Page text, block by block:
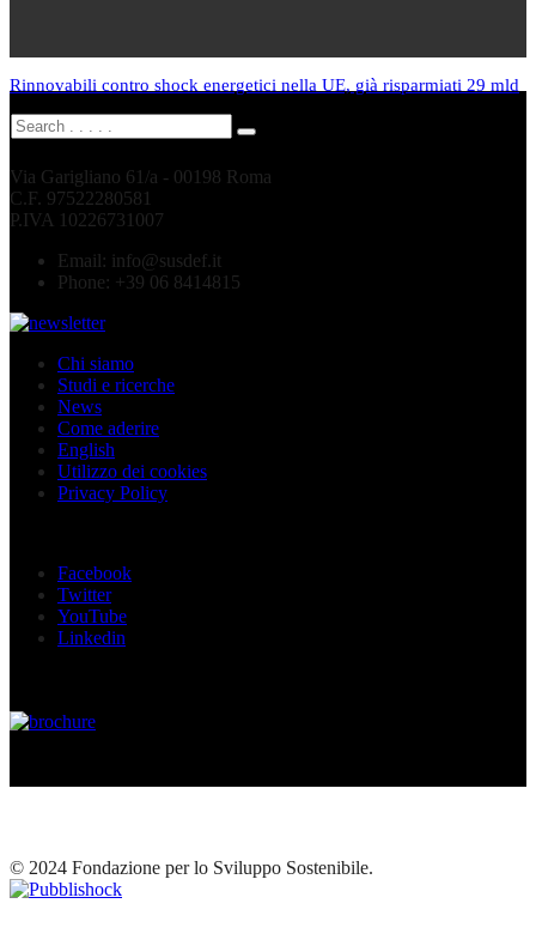
Rinnovabili contro shock energetici nella UE, già risparmiati 29 mld
Via Garigliano 61/a - 00198 Roma
C.F. 97522280581
P.IVA 10226731007
Email: info@susdef.it
Phone: +39 06 8414815
Chi siamo
Studi e ricerche
News
Come aderire
English
Utilizzo dei cookies
Privacy Policy
Facebook
Twitter
YouTube
Linkedin
© 2024 Fondazione per lo Sviluppo Sostenibile.